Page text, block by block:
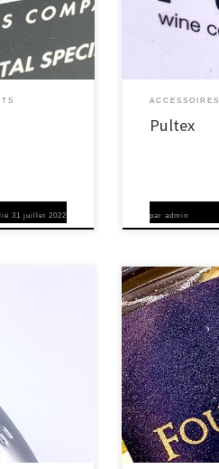
31 juillet 2022
ACCESSOIRES
Pultex
par admin